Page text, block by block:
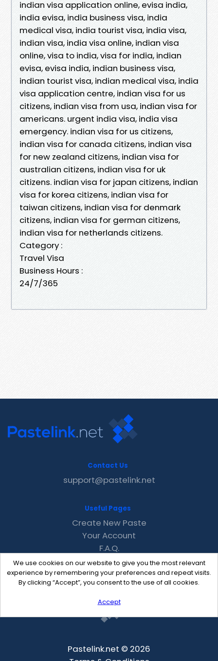
indian visa application online, evisa india,
india evisa, india business visa, india
medical visa, india tourist visa, india visa,
indian visa, india visa online, indian visa
online, visa to india, visa for india, indian
evisa, evisa india, indian business visa,
indian tourist visa, indian medical visa, india
visa application centre, indian visa for us
citizens, indian visa from usa, indian visa for
americans. urgent india visa, india visa
emergency. indian visa for us citizens,
indian visa for canada citizens, indian visa
for new zealand citizens, indian visa for
australian citizens, indian visa for uk
citizens. indian visa for japan citizens, indian
visa for korea citizens, indian visa for
taiwan citizens, indian visa for denmark
citizens, indian visa for german citizens,
indian visa for netherlands citizens.
Category :
Travel Visa
Business Hours :
24/7/365
We use cookies on our website to give you the most relevant
experience by remembering your preferences and repeat visits.
By clicking “Accept”, you consent to the use of all cookies.
Accept
Contact Us
support@pastelink.net
Useful Pages
Create New Paste
Your Account
F.A.Q.
Recent
Contact
Pastelink.net © 2026